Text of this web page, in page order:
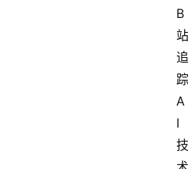
B
站
追
踪
A
I
技